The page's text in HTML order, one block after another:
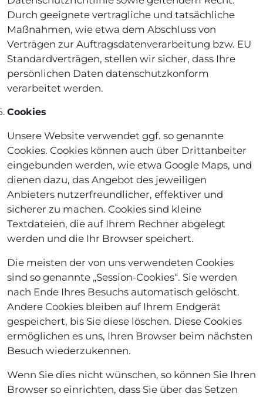
Durch geeignete vertragliche und tatsächliche
Maßnahmen, wie etwa dem Abschluss von
Verträgen zur Auftragsdatenverarbeitung bzw. EU
Standardverträgen, stellen wir sicher, dass Ihre
persönlichen Daten datenschutzkonform
verarbeitet werden.
Cookies
Unsere Website verwendet ggf. so genannte
Cookies. Cookies können auch über Drittanbeiter
eingebunden werden, wie etwa Google Maps, und
dienen dazu, das Angebot des jeweiligen
Anbieters nutzerfreundlicher, effektiver und
sicherer zu machen. Cookies sind kleine
Textdateien, die auf Ihrem Rechner abgelegt
werden und die Ihr Browser speichert.
Die meisten der von uns verwendeten Cookies
sind so genannte „Session-Cookies“. Sie werden
nach Ende Ihres Besuchs automatisch gelöscht.
Andere Cookies bleiben auf Ihrem Endgerät
gespeichert, bis Sie diese löschen. Diese Cookies
ermöglichen es uns, Ihren Browser beim nächsten
Besuch wiederzukennen.
Wenn Sie dies nicht wünschen, so können Sie Ihren
Browser so einrichten, dass Sie über das Setzen